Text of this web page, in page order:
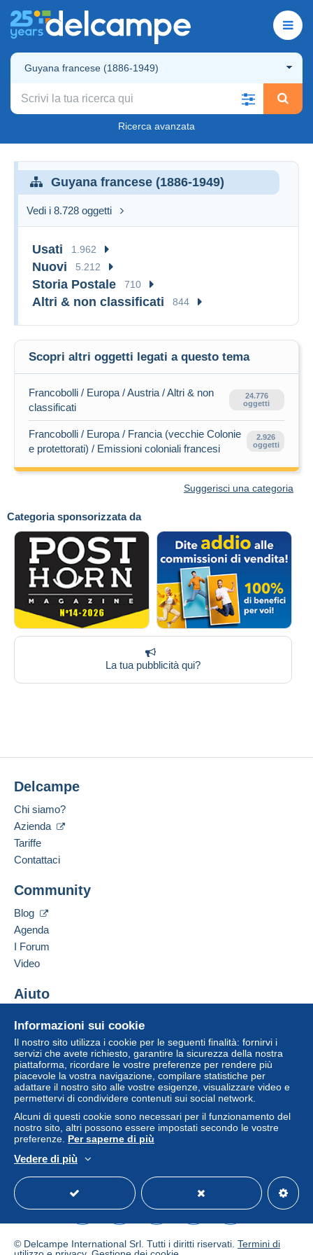
Guyana francese (1886-1949)
Ricerca avanzata
Categoria sponsorizzata da
La tua pubblicità qui?
Guyana francese (1886-1949)
Vedi i 8.728 oggetti
Usati 1.962
Nuovi 5.212
Storia Postale 710
Altri & non classificati 844
Scopri altri oggetti legati a questo tema
Francobolli / Europa / Austria / Altri & non
classificati
24.776
oggetti
Francobolli / Europa / Francia (vecchie Colonie
e protettorati) / Emissioni coloniali francesi
2.926
oggetti
Suggerisci una categoria
Informazioni sui cookie
Il nostro sito utilizza i cookie per le seguenti finalità: fornirvi i
servizi che avete richiesto, garantire la sicurezza della nostra
piattaforma, ricordare le vostre preferenze per rendere più
piacevole la vostra navigazione, compilare statistiche per
adattare il nostro sito alle vostre esigenze, visualizzare video e
permettervi di condividere contenuti sui social network.
Alcuni di questi cookie sono necessari per il funzionamento del
nostro sito, altri possono essere impostati secondo le vostre
preferenze. Per saperne di più
Vedere di più
Delcampe
Chi siamo?
Azienda
Tariffe
Contattaci
Community
Blog
Agenda
I Forum
Video
Aiuto
Acquistare su Delcampe
Vendere su Delcampe
Un sito sicuro
© Delcampe International Srl. Tutti i diritti riservati. Termini di